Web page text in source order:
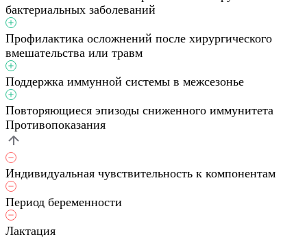
бактериальных заболеваний
Профилактика осложнений после хирургического
вмешательства или травм
Поддержка иммунной системы в межсезонье
Повторяющиеся эпизоды сниженного иммунитета
Противопоказания
Индивидуальная чувствительность к компонентам
Период беременности
Лактация